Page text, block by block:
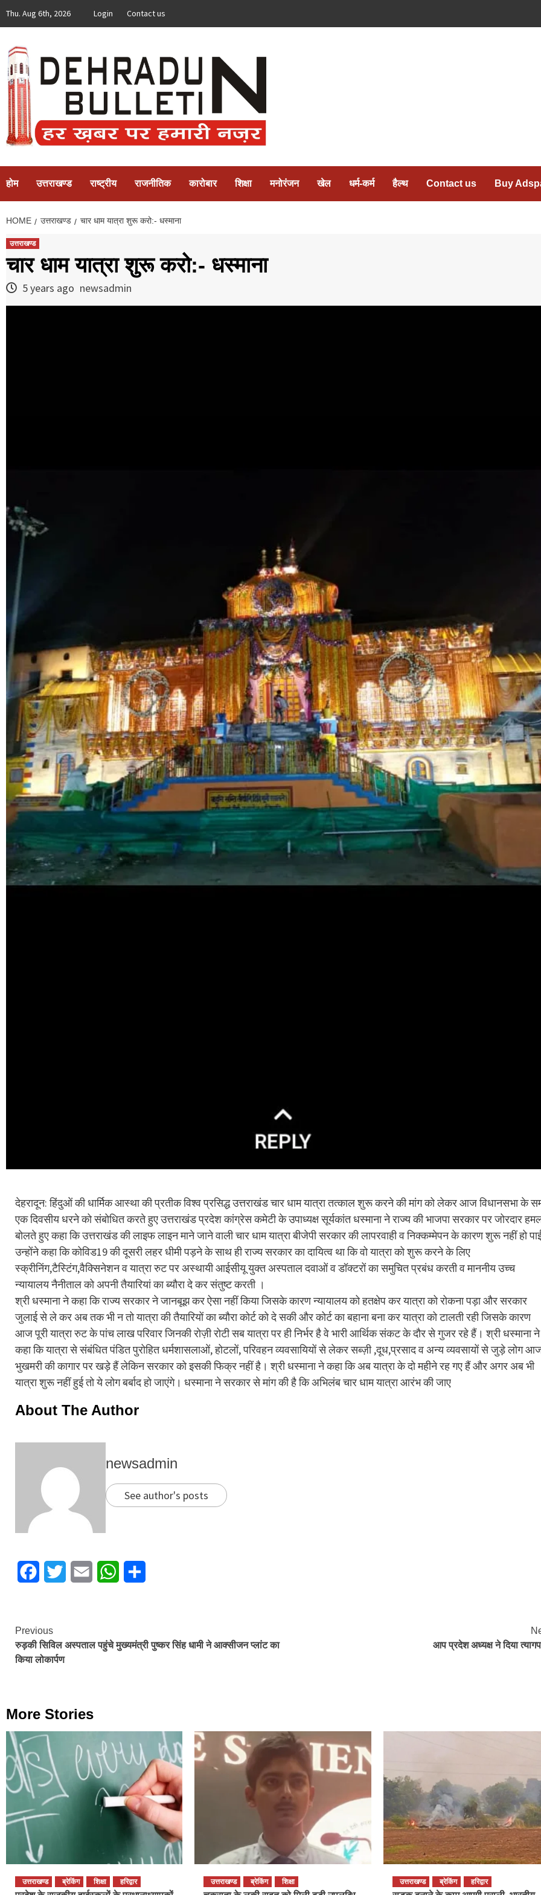
Thu. Aug 6th, 2026 Login Contact us
होम उत्तराखण्ड राष्ट्रीय राजनीतिक कारोबार शिक्षा मनोरंजन खेल धर्म-कर्म हैल्थ Contact us Buy
HOME उत्तराखण्ड चार धाम यात्रा शुरू करो:- धस्माना
उत्तराखण्ड
चार धाम यात्रा शुरू करो:- धस्माना
5 years ago newsadmin
देहरादून: हिंदुओं की धार्मिक आस्था की प्रतीक विश्व प्रसिद्ध उत्तराखंड चार धाम यात्रा तत्काल शुरू करने की मांग को लेकर आज विधानसभा के
एक दिवसीय धरने को संबोधित करते हुए उत्तराखंड प्रदेश कांग्रेस कमेटी के उपाध्यक्ष सूर्यकांत धस्माना ने राज्य की भाजपा सरकार पर जोरदार
बोलते हुए कहा कि उत्तराखंड की लाइफ लाइन माने जाने वाली चार धाम यात्रा बीजेपी सरकार की लापरवाही व निक्कम्मेपन के कारण शुरू नहीं हो
उन्होंने कहा कि कोविड19 की दूसरी लहर धीमी पड़ने के साथ ही राज्य सरकार का दायित्व था कि वो यात्रा को शुरू करने के लिए
स्क्रीनिंग,टैस्टिंग,वैक्सिनेशन व यात्रा रुट पर अस्थायी आईसीयू युक्त अस्पताल दवाओं व डॉक्टरों का समुचित प्रबंध करती व माननीय उच्च
न्यायालय नैनीताल को अपनी तैयारियां का ब्यौरा दे कर संतुष्ट करती ।
श्री धस्माना ने कहा कि राज्य सरकार ने जानबूझ कर ऐसा नहीं किया जिसके कारण न्यायालय को हतक्षेप कर यात्रा को रोकना पड़ा और सरकार
जुलाई से ले कर अब तक भी न तो यात्रा की तैयारियों का ब्यौरा कोर्ट को दे सकी और कोर्ट का बहाना बना कर यात्रा को टालती रही जिसके कारण
आज पूरी यात्रा रुट के पांच लाख परिवार जिनकी रोज़ी रोटी सब यात्रा पर ही निर्भर है वे भारी आर्थिक संकट के दौर से गुजर रहे हैं। श्री धस्माना ने
कहा कि यात्रा से संबंधित पंडित पुरोहित धर्मशासलाओं, होटलों, परिवहन व्यवसायियों से लेकर सब्ज़ी ,दूध,प्रसाद व अन्य व्यवसायों से जुड़े लोग
भुखमरी की कागार पर खड़े हैं लेकिन सरकार को इसकी फिक्र नहीं है। श्री धस्माना ने कहा कि अब यात्रा के दो महीने रह गए हैं और अगर अब भी
यात्रा शुरू नहीं हुई तो ये लोग बर्बाद हो जाएंगे। धस्माना ने सरकार से मांग की है कि अभिलंब चार धाम यात्रा आरंभ की जाए
About The Author
newsadmin
See author's posts
FacebookTwitter Email WhatsApp
Continue
Reading
Previous
रुड़की सिविल अस्पताल पहुंचे मुख्यमंत्री पुष्कर सिंह धामी ने आक्सीजन प्लांट का
किया लोकार्पण
आप प्रदेश अध्यक्ष ने दिया
More Stories
उत्तराखण्ड ब्रेकिंग शिक्षा हरिद्वार उत्तराखण्ड ब्रेकिंग शिक्षा उत्तराखण्ड ब्रेकिंग हरिद्वार